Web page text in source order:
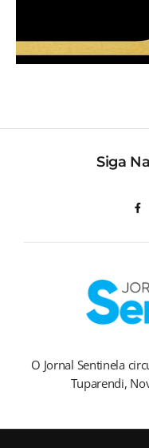
Siga
O Jornal Sentinela
Tuparendi,